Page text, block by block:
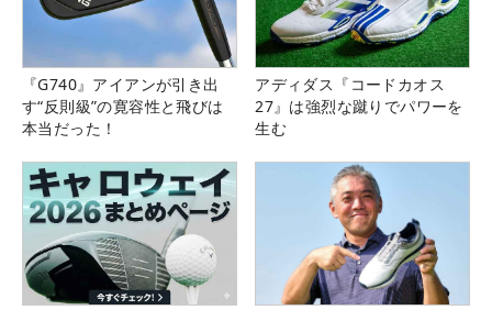
『G740』アイアンが引き出
す“反則級”の寛容性と飛びは
本当だった！
アディダス『コードカオス
27』は強烈な蹴りでパワーを
生む